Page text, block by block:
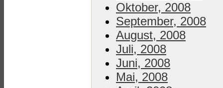
Oktober, 2008
September, 2008
August, 2008
Juli, 2008
Juni, 2008
Mai, 2008